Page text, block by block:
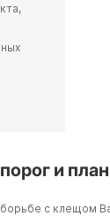
и
с клещом